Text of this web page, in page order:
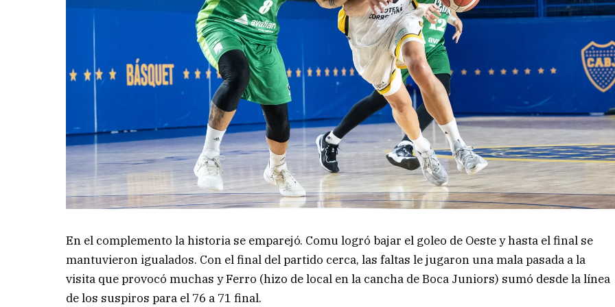
En el complemento la historia se emparejó. Comu logró bajar el goleo de Oeste y hasta el final se
mantuvieron igualados. Con el final del partido cerca, las faltas le jugaron una mala pasada a la
visita que provocó muchas y Ferro (hizo de local en la cancha de Boca Juniors) sumó desde la línea
de los suspiros para el 76 a 71 final.